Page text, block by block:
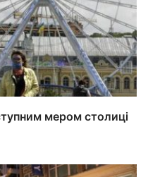
мером столиці